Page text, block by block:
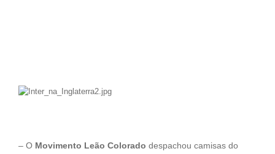
– O Movimento Leão Colorado despachou camisas do